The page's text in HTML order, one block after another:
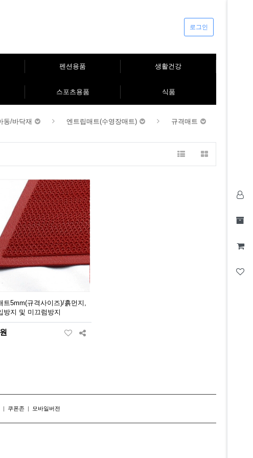
로그인
펜션용품 생활건강
스포츠용품 식품
동/바닥재 엔트립매트(수영장매트) 규격매트
트5mm(규격사이즈)/흙먼지,
방지 및 미끄럼방지
| 쿠폰존 | 모바일버전